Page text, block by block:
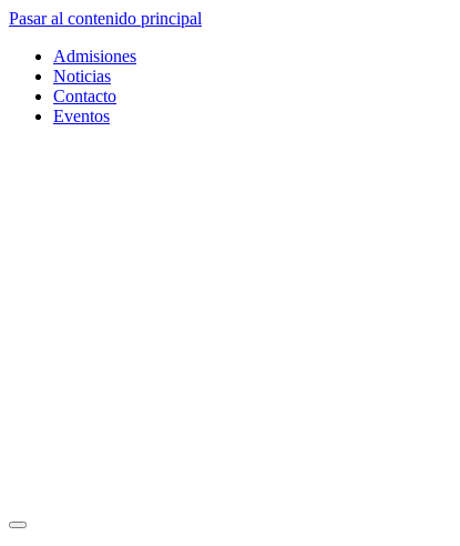
Pasar al contenido principal
Admisiones
Noticias
Contacto
Eventos